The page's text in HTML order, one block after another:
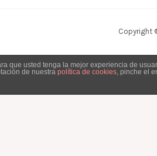
Copyright
que usted tenga la mejor experiencia de
de nuestra política de cookies, pinche el